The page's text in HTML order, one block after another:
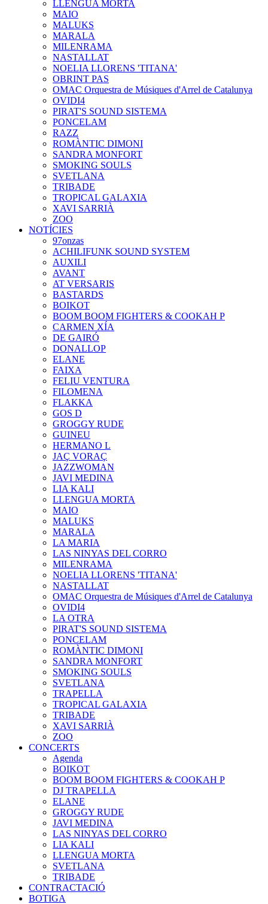
LLENGUA MORTA
MAIO
MALUKS
MARALA
MILENRAMA
NASTALLAT
NOELIA LLORENS 'TITANA'
OBRINT PAS
OMAC Orquestra de Músiques d'Arrel de Catalunya
OVIDI4
PIRAT'S SOUND SISTEMA
PONCELAM
RAZZ
ROMÀNTIC DIMONI
SANDRA MONFORT
SMOKING SOULS
SVETLANA
TRIBADE
TROPICAL GALAXIA
XAVI SARRIÀ
ZOO
NOTÍCIES
97onzas
ACHILIFUNK SOUND SYSTEM
AUXILI
AVANT
AT VERSARIS
BASTARDS
BOIKOT
BOOM BOOM FIGHTERS & COOKAH P
CARMEN XÍA
DE GAIRÓ
DONALLOP
ELANE
FAIXA
FELIU VENTURA
FILOMENA
FLAKKA
GOS D
GROGGY RUDE
GUINEU
HERMANO L
JAÇ VORAÇ
JAZZWOMAN
JAVI MEDINA
LIA KALI
LLENGUA MORTA
MAIO
MALUKS
MARALA
LA MARIA
LAS NINYAS DEL CORRO
MILENRAMA
NOELIA LLORENS 'TITANA'
NASTALLAT
OMAC Orquestra de Músiques d'Arrel de Catalunya
OVIDI4
LA OTRA
PIRAT'S SOUND SISTEMA
PONCELAM
ROMÀNTIC DIMONI
SANDRA MONFORT
SMOKING SOULS
SVETLANA
TRAPELLA
TROPICAL GALAXIA
TRIBADE
XAVI SARRIÀ
ZOO
CONCERTS
Agenda
BOIKOT
BOOM BOOM FIGHTERS & COOKAH P
DJ TRAPELLA
ELANE
GROGGY RUDE
JAVI MEDINA
LAS NINYAS DEL CORRO
LIA KALI
LLENGUA MORTA
SVETLANA
TRIBADE
CONTRACTACIÓ
BOTIGA